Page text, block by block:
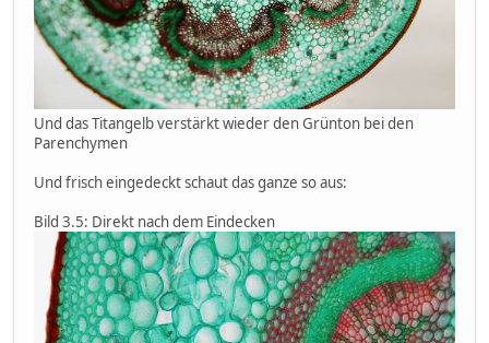
Und das Titangelb verstärkt wieder den Grünton bei den
Parenchymen
Und frisch eingedeckt schaut das ganze so aus:
Bild 3.5: Direkt nach dem Eindecken